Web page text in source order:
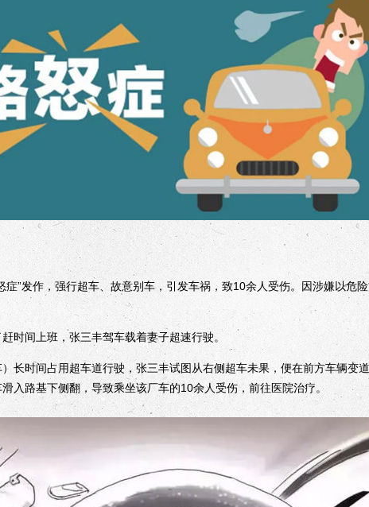
发作，强行超车、故意别车，引发车祸，致10余人受伤。因涉嫌以危
间上班，张三丰驾车载着妻子超速行驶。
时间占用超车道行驶，张三丰试图从右侧超车未果，便在前方车辆变
入路基下侧翻，导致乘坐该厂车的10余人受伤，前往医院治疗。